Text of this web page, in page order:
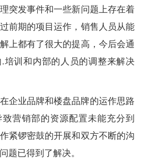
突发事件和一些新问题上存在着
前期的项目运作，销售人员从能
上都有了很大的提高，今后会通
培训和内部的人员的调整来解决
企业品牌和楼盘品牌的运作思路
营销部的资源配置未能充分到
紧锣密鼓的开展和双方不断的沟
题已得到了解决。